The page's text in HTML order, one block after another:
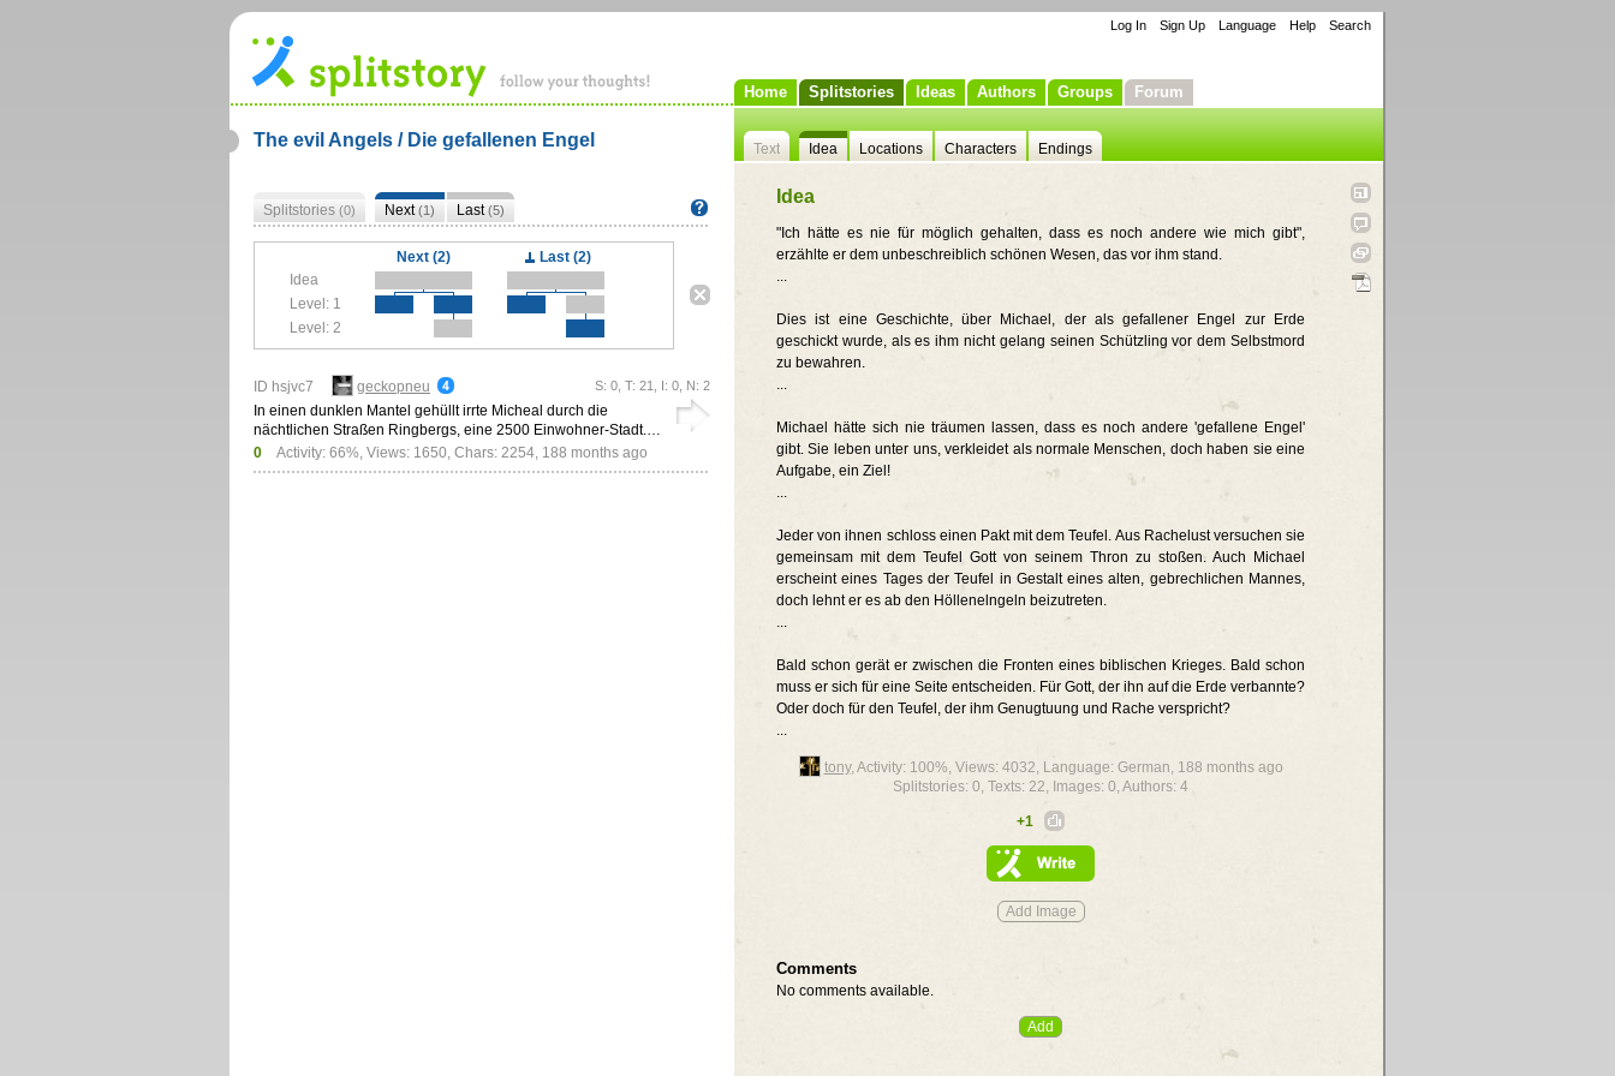
Home Splitstories Ideas Authors Groups Forum
Log In Sign Up Language Help Search
The evil Angels / Die gefallenen Engel Text Idea Locations Characters Endings
Idea
"Ich hätte es nie für möglich gehalten, dass es noch andere wie mich gibt",
erzählte er dem unbeschreiblich schönen Wesen, das vor ihm stand.
...
Dies ist eine Geschichte, über Michael, der als gefallener Engel zur Erde
geschickt wurde, als es ihm nicht gelang seinen Schützling vor dem Selbstmord
zu bewahren.
...
Michael hätte sich nie träumen lassen, dass es noch andere 'gefallene Engel'
gibt. Sie leben unter uns, verkleidet als normale Menschen, doch haben sie eine
Aufgabe, ein Ziel!
...
Jeder von ihnen schloss einen Pakt mit dem Teufel. Aus Rachelust versuchen sie
gemeinsam mit dem Teufel Gott von seinem Thron zu stoßen. Auch Michael
erscheint eines Tages der Teufel in Gestalt eines alten, gebrechlichen Mannes,
doch lehnt er es ab den Höllenelngeln beizutreten.
...
Bald schon gerät er zwischen die Fronten eines biblischen Krieges. Bald schon
muss er sich für eine Seite entscheiden. Für Gott, der ihn auf die Erde verbannte?
Oder doch für den Teufel, der ihm Genugtuung und Rache verspricht?
...
tony, Activity: 100%, Views: 4032, Language: German, 188 months ago
Splitstories: 0, Texts: 22, Images: 0, Authors: 4
+1
Comments
No comments available.
Splitstories (0) Next(1) Last(5)
Next (2)
Last (2)
Idea
Level: 1
Level: 2
ID hsjvc7
geckopneu
In einen dunklen Mantel gehüllt irrte Micheal durch die
nächtlichen Straßen Ringbergs, eine 2500 Einwohner-Stadt.…
0
Activity: 66%, Views: 1650, Chars: 2254, 188 months ago
S: 0, T: 21, I: 0, N: 2